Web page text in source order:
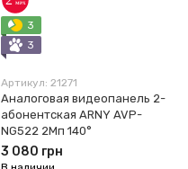
3
3
Артикул: 21271
Аналоговая видеопанель 2-
абонентская ARNY AVP-
NG522 2Мп 140°
3 080 грн